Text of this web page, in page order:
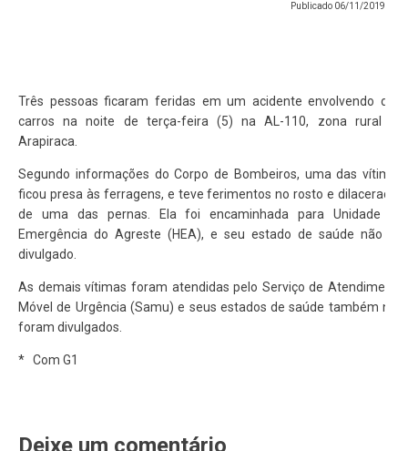
Publicado 06/11/2019
Três pessoas ficaram feridas em um acidente envolvendo dois
carros na noite de terça-feira (5) na AL-110, zona rural de
Arapiraca.
Segundo informações do Corpo de Bombeiros, uma das vítimas
ficou presa às ferragens, e teve ferimentos no rosto e dilaceração
de uma das pernas. Ela foi encaminhada para Unidade de
Emergência do Agreste (HEA), e seu estado de saúde não foi
divulgado.
As demais vítimas foram atendidas pelo Serviço de Atendimento
Móvel de Urgência (Samu) e seus estados de saúde também não
foram divulgados.
* Com G1
Deixe um comentário